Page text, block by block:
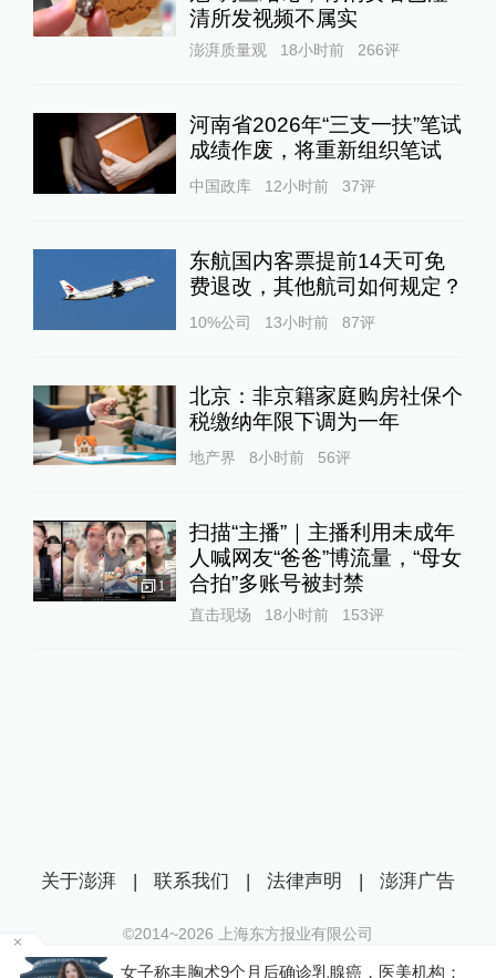
清所发视频不属实
澎湃质量观 18小时前 266评
河南省2026年“三支一扶”笔试
成绩作废，将重新组织笔试
中国政库 12小时前 37评
东航国内客票提前14天可免
费退改，其他航司如何规定？
10%公司 13小时前 87评
北京：非京籍家庭购房社保个
税缴纳年限下调为一年
地产界 8小时前 56评
1
扫描“主播”｜主播利用未成年
人喊网友“爸爸”博流量，“母女
合拍”多账号被封禁
直击现场 18小时前 153评
女子称丰胸术9个月后确诊乳腺癌，医美机构：
关于澎湃 | 联系我们 | 法律声明 | 澎湃广告
©2014~2026 上海东方报业有限公司
沪ICP证：沪B2-20170116 | 沪ICP备14003370号